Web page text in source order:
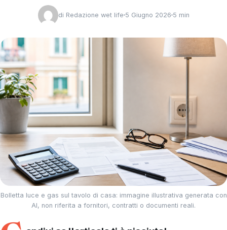
di Redazione wet life 5 Giugno 2026 5 min
Bolletta luce e gas sul tavolo di casa: immagine illustrativa generata con
AI, non riferita a fornitori, contratti o documenti reali.